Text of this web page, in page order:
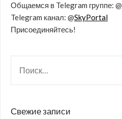
Общаемся в Telegram группе: @
Telegram канал: @SkyPortal
Присоединяйтесь!
Свежие записи